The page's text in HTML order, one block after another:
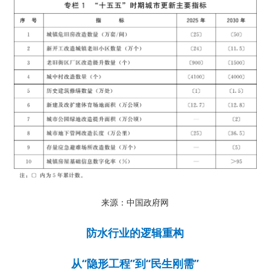
来源：中国政府网
防水行业的逻辑重构
从“隐形工程”到“民生刚需”